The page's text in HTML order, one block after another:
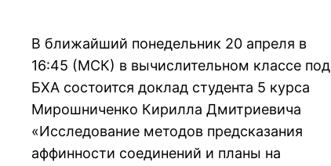
В ближайший понедельник 20 апреля в
16:45 (МСК) в вычислительном классе под
БХА состоится доклад студента 5 курса
Мирошниченко Кирилла Дмитриевича
«Исследование методов предсказания
аффинности соединений и планы на